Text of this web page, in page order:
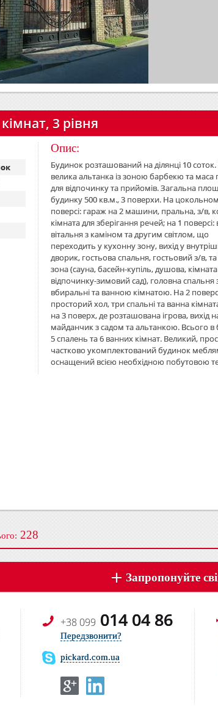
3 рівня
Опис:
Будинок розташований на ділянці 10 соток.
велика альтанка із зоною барбекю та маса
для відпочинку та прийомів. Загальна
будинку 500 кв.м., 3 поверхи. На
поверсі: гараж на 2 машини, пральна, з/в,
кімната для зберігання речей; на 1 поверсі:
вітальня з каміном та другим світлом, що
переходить у кухонну зону, вихід у
дворик, гостьова спальня, гостьовий з/в,
зона (сауна, басейн-купіль, душова, кімната
відпочинку-зимовий сад), головна спальня
вбиральні та ванною кімнатою. На 2
просторий хол, три спальні та ванна
на 3 поверх, де розташована ігрова, вихід
майданчик з садом та альтанкою. Всього в
5 спалень та 6 ванних кімнат. Великий,
частково укомплектований будинок
оснащений всією необхідною побутовою
228
Запропонуйте
+38 099 014 04 86
Передзвонити?
pickard.com.ua